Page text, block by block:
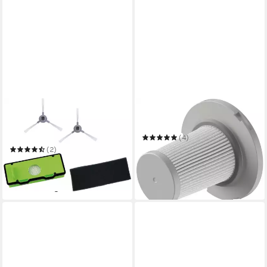
Staubfilter ZR177002 für
Explorer 80
(2)
15,94 € 19,99 €
in 1-2 Werktagen bei dir
EPA-Filter ZR009005
(4)
21,18 €
in 1-2 Werktagen bei dir